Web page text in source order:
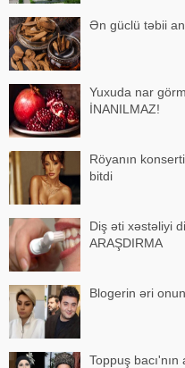
Ən güclü təbii
Yuxuda nar
İNANILMAZ!
Röyanın
bitdi
Diş əti xəstəliyi
ARAŞDIRMA
Blogerin əri
Toppuş